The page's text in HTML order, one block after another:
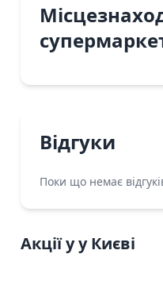
Відгуки
Поки що немає
Акції у у Києві